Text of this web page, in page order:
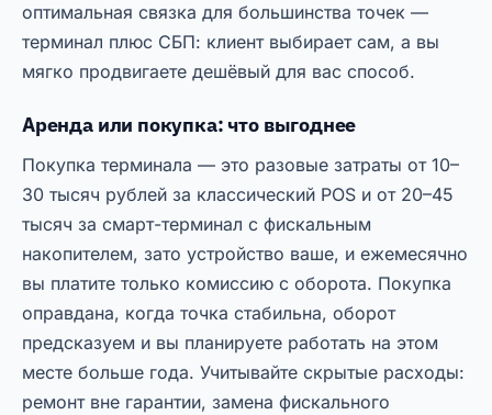
оптимальная связка для большинства точек —
терминал плюс СБП: клиент выбирает сам, а вы
мягко продвигаете дешёвый для вас способ.
Аренда или покупка: что выгоднее
Покупка терминала — это разовые затраты от 10–
30 тысяч рублей за классический POS и от 20–45
тысяч за смарт-терминал с фискальным
накопителем, зато устройство ваше, и ежемесячно
вы платите только комиссию с оборота. Покупка
оправдана, когда точка стабильна, оборот
предсказуем и вы планируете работать на этом
месте больше года. Учитывайте скрытые расходы:
ремонт вне гарантии, замена фискального